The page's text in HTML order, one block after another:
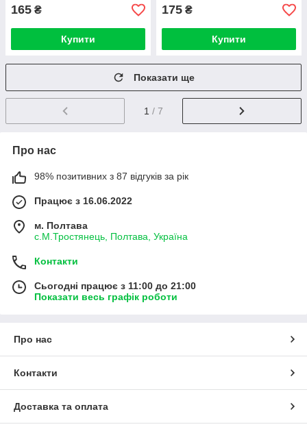
165 ₴
Купити
175 ₴
Купити
Показати ще
1 / 7
Про нас
98% позитивних з 87 відгуків за рік
Працює з 16.06.2022
м. Полтава
с.М.Тростянець, Полтава, Україна
Контакти
Сьогодні працює з 11:00 до 21:00
Показати весь графік роботи
Про нас
Контакти
Доставка та оплата